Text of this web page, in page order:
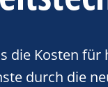
die Kosten
durch die